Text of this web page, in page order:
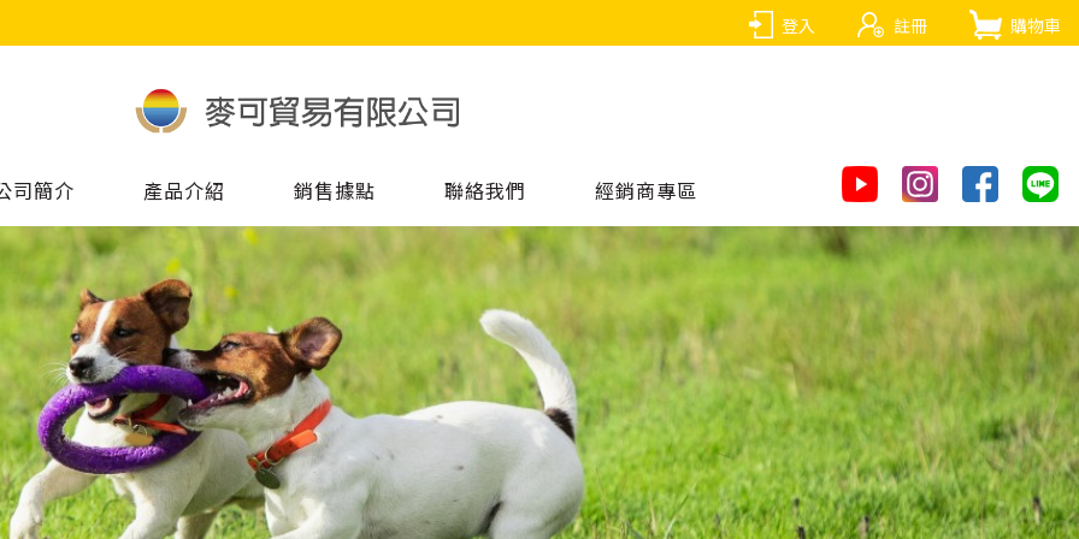
登入 註冊 購物車
司簡介 產品介紹 銷售據點 聯絡我們 經銷商專區